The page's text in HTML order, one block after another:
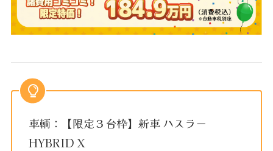
車輌：【限定３台枠】新車 ハスラー
HYBRID X